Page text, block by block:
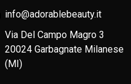
info@adorablebeauty.it
Via Del Campo Magro 3
20024 Garbagnate Milanese
(MI)